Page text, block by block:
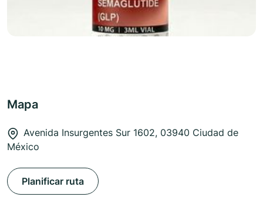
Mapa
Avenida Insurgentes Sur 1602, 03940 Ciudad de
México
Planificar ruta